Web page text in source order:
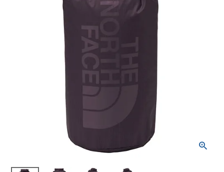
プライバシーポリシー